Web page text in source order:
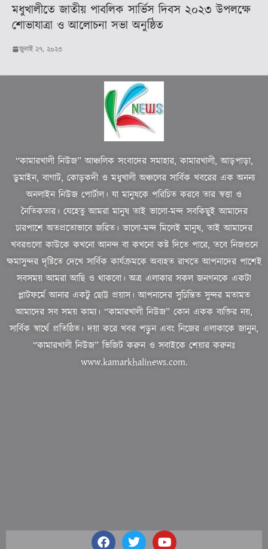
মধুখালীতে জাতীয় পাবলিক সার্ভিস দিবস ২০২৩ উপলক্ষে
শোভাযাত্রা ও আলোচনা সভা অনুষ্ঠিত
জুলাই ২৭, ২০২৩
“কামারখালী নিউজ” আঞ্চলিক সংবাদের সমাহার, কামারখালী, আড়পাড়া,
ডুমাইন, বাগাট, কোড়কদী ও মধুখালী অঞ্চলের সার্বিক খবরের এক অনন্য
অনলাইন নিউজ পোর্টাল। যা মানুষকে পরিচিত করবে তার স্বত্তা ও
নৈতিকতার। যেহেতু আমরা মানুষ তাই ভালো-মন্দ সবকিছুই আমাদের
চারপাশে অতপ্রতোভাবে জরিত। ভালো-মন্দ মিলেই মানুষ, তাই আমাদের
খবরগুলো কাউকে কখনো আনন্দ বা কখনো কষ্ট দিতে পারে, তবে নিজগুনে
ক্ষমাসুন্দর দৃষ্টিতে দেখে সার্বিক কার্যক্রমকে অব্যহত রাখতে আপনাদের পাশেই
সবসময় আমরা আছি ও থাকবো। অত্র এলাকার সকল জনগনকে একটা
প্লাটফর্মে আনার একটু ছোট্ট প্রয়াস। আপনাদের সুচিন্তিত সুন্দর মতামত
আমাদের সব সময় কাম্য। “কামারখালী নিউজ” কোন একক ব্যক্তির নয়,
সার্বিক স্বার্থে প্রতিষ্ঠিত। দয়া করে খবর পড়ুন এবং নিজের এলাকাকে জানুন,
“কামারখালী নিউজ” ভিজিট করুন ও সবাইকে শেয়ার করুনঃ
www.kamarkhalinews.com.